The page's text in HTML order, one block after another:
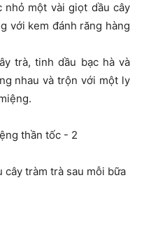
nhỏ một vài giọt dầu cây
với kem đánh răng hàng
trà, tinh dầu bạc hà và
nhau và trộn với một ly
cây tràm trà sau mỗi bữa